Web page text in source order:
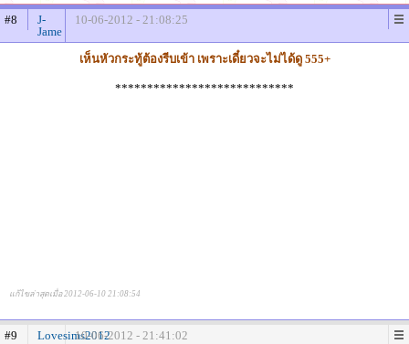
#8
J-
Jame
10-06-2012 - 21:08:25
เห็นหัวกระทู้ต้องรีบเข้า เพราะเดี๋ยวจะไม่ได้ดู 555+
****************************
แก้ไขล่าสุดเมื่อ 2012-06-10 21:08:54
#9 Lovesims201210-06-2012 - 21:41:02